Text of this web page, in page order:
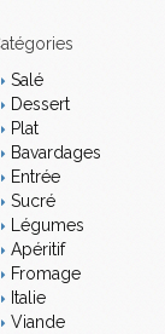
Catégories
Salé
Dessert
Plat
Bavardages
Entrée
Sucré
Légumes
Apéritif
Fromage
Italie
Viande